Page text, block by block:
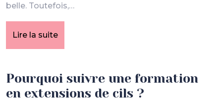
belle. Toutefois,…
Lire la suite
Pourquoi suivre une formation
en extensions de cils ?